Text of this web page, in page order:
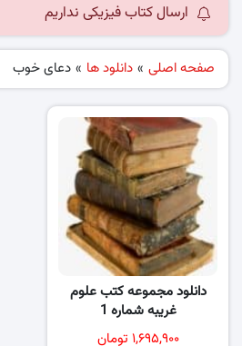
ارسال کتاب فیزیکی نداریم
صفحه اصلی » دانلود ها » دعای خوب
دانلود مجموعه کتب علوم
غریبه شماره 1
۱,۶۹۵,۹۰۰ تومان